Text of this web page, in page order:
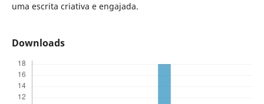
uma escrita criativa e engajada.
Downloads